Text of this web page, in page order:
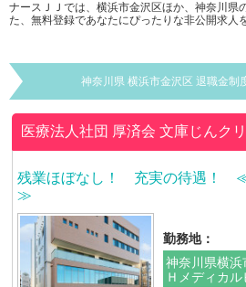
ナースＪＪでは、横浜市金沢区ほか、神奈川県
た、無料登録であなたにぴったりな非公開求人
神奈川県 横浜市金沢区 退職金制
医療法人社団 厚済会文庫じんク
残業ほぼなし！ 充実の待遇！ ≪
≫
勤務地：
神奈川県横浜
Ｈメディカル